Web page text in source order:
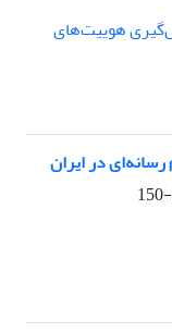
در ایران